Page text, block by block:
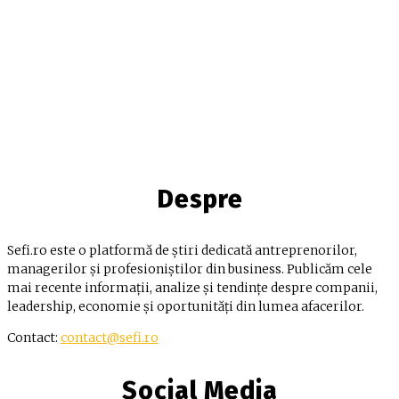
Despre
Sefi.ro este o platformă de știri dedicată antreprenorilor,
managerilor și profesioniștilor din business. Publicăm cele
mai recente informații, analize și tendințe despre companii,
leadership, economie și oportunități din lumea afacerilor.
Contact: contact@sefi.ro
Social Media